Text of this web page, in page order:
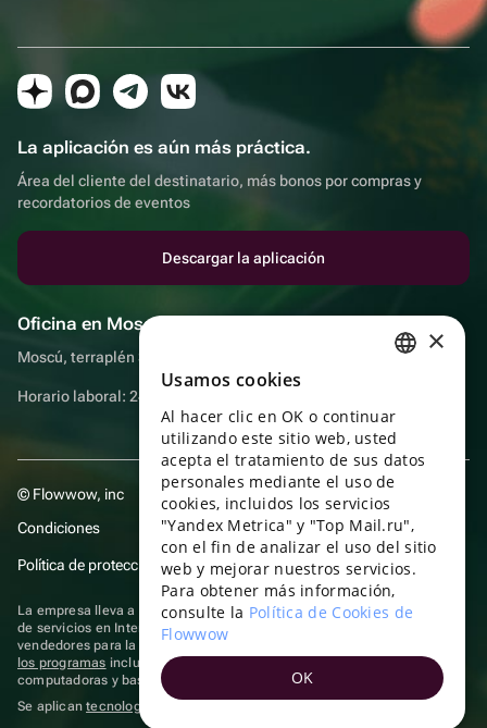
La aplicación es aún más práctica.
Área del cliente del destinatario, más bonos por compras y
recordatorios de eventos
Descargar la aplicación
Oficina en Moscú
Moscú, terraplén Sadovnicheskaya, 9, sala 2/3
Horario laboral: 24 horas
© Flowwow, inc
Condiciones
Política de protección y privacidad de datos
La empresa lleva a cabo su actividad en el ámbito de las TI: prestación
de servicios en Internet para la publicación de ofertas (anuncios) de
vendedores para la venta de artículos. Acceder a la
los programas incluidos en el registro de programas rusos para
computadoras y bases de datos.
Se aplicantecnologías de recomendación
ENGLISH
UKRAINIAN
PORTUGUESE
SPANISH
HUNGARIAN
ITALIAN
×
Usamos cookies
Al hacer clic en OK o continuar
utilizando este sitio web, usted
acepta el tratamiento de sus datos
personales mediante el uso de
cookies, incluidos los servicios
"Yandex Metrica" y "Top Mail.ru",
con el fin de analizar el uso del sitio
web y mejorar nuestros servicios.
Para obtener más información,
consulte la Política de Cookies de
Flowwow
OK